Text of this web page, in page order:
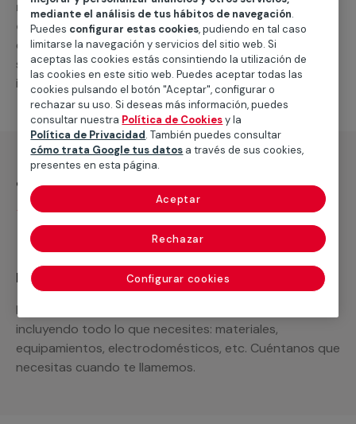
reparación de aires acondicionados por
conductos. En caso de que necesites un nuevo
equipo o piezas de repuesto, podemos
suministrártelas, así como llevar a cabo otras
intervenciones relacionadas.
¿Qué incluye?
Desplazamiento
Recuerda que en MULTIMAP
Podemos ofrecer cualquier servicio a medida
incluyendo todo lo que necesites: materiales,
equipamientos, electrodomésticos, etc. Cuéntanos que
necesitas cuando te llamemos.
mediante el análisis de tus hábitos de navegación.
Puedes configurar estas cookies, pudiendo en tal caso
limitarse la navegación y servicios del sitio web. Si
aceptas las cookies estás consintiendo la utilización de
las cookies en este sitio web. Puedes aceptar todas las
cookies pulsando el botón "Aceptar", configurar o
rechazar su uso. Si deseas más información, puedes
consultar nuestra Política de Cookiesy la
Política de Privacidad. También puedes consultar
cómo trata Google tus datos a través de sus cookies,
presentes en esta página.
Configurar cookies
Rechazar
Aceptar